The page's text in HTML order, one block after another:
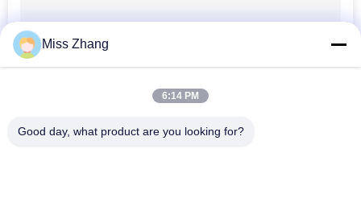
Miss Zhang
6:14 PM
Good day, what product are you looking for?